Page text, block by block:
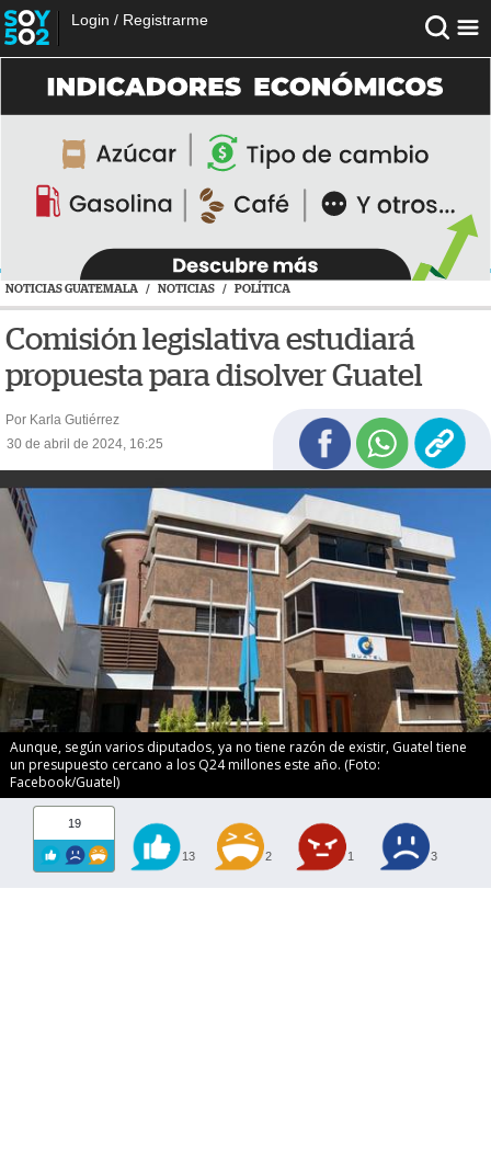
Login / Registrarme
NOTICIAS GUATEMALA / NOTICIAS / POLÍTICA
Comisión legislativa estudiará
propuesta para disolver Guatel
Por Karla Gutiérrez
30 de abril de 2024, 16:25
Aunque, según varios diputados, ya no tiene razón de existir, Guatel tiene
un presupuesto cercano a los Q24 millones este año. (Foto:
Facebook/Guatel)
19
13 2 1 3